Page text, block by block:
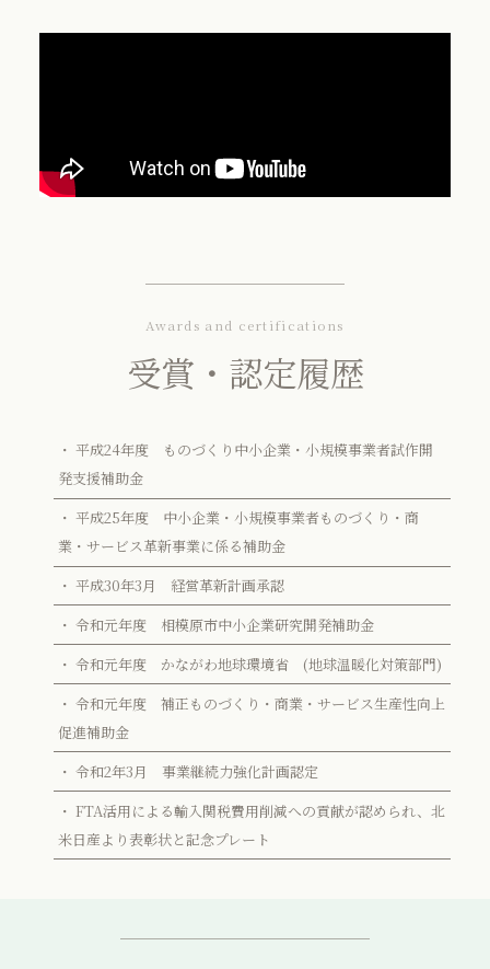
受賞・認定履歴
Awards and certifications
・ 平成24年度 ものづくり中小企業・小規模事業者試作開
発支援補助金
・ 平成25年度 中小企業・小規模事業者ものづくり・商
業・サービス革新事業に係る補助金
・ 平成30年3月 経営革新計画承認
・ 令和元年度 相模原市中小企業研究開発補助金
・ 令和元年度 かながわ地球環境省 (地球温暖化対策部門)
・ 令和元年度 補正ものづくり・商業・サービス生産性向上
促進補助金
・ 令和2年3月 事業継続力強化計画認定
・ FTA活用による輸入関税費用削減への貢献が認められ、北
米日産より表彰状と記念プレート